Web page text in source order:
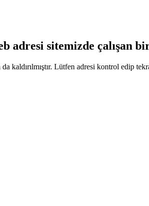
adresi sitemizde çalışan
da kaldırılmıştır. Lütfen adresi kontrol edip